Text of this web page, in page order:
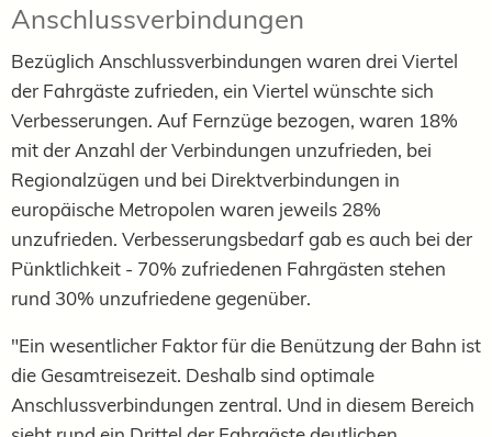
Anschlussverbindungen
Bezüglich Anschlussverbindungen waren drei Viertel
der Fahrgäste zufrieden, ein Viertel wünschte sich
Verbesserungen. Auf Fernzüge bezogen, waren 18%
mit der Anzahl der Verbindungen unzufrieden, bei
Regionalzügen und bei Direktverbindungen in
europäische Metropolen waren jeweils 28%
unzufrieden. Verbesserungsbedarf gab es auch bei der
Pünktlichkeit - 70% zufriedenen Fahrgästen stehen
rund 30% unzufriedene gegenüber.
"Ein wesentlicher Faktor für die Benützung der Bahn ist
die Gesamtreisezeit. Deshalb sind optimale
Anschlussverbindungen zentral. Und in diesem Bereich